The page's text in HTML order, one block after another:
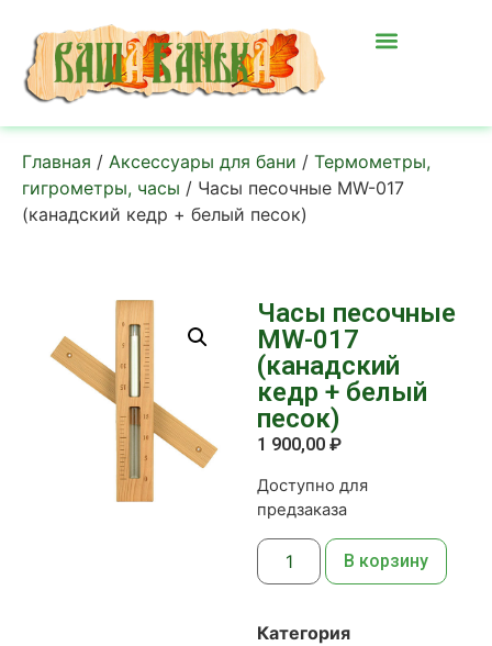
Главная / Аксессуары для бани / Термометры,
гигрометры, часы / Часы песочные MW-017
(канадский кедр + белый песок)
Часы песочные
MW-017
(канадский
кедр + белый
песок)
1 900,00 ₽
Доступно для
предзаказа
В корзину
Категория